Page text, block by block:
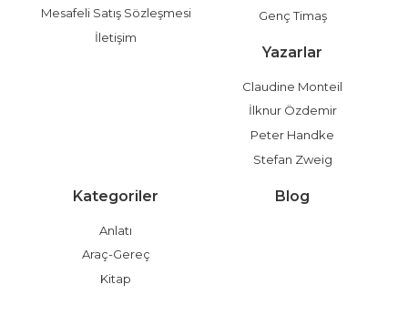
Mesafeli Satış Sözleşmesi
İletişim
Genç Timaş
Yazarlar
Claudine Monteil
İlknur Özdemir
Peter Handke
Stefan Zweig
Kategoriler
Anlatı
Araç-Gereç
Kitap
Blog